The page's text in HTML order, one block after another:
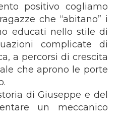
positivo cogliamo
che “abitano” i
educati nello stile di
complicate di
a percorsi di crescita
che aprono le porte
di Giuseppe e del
un meccanico